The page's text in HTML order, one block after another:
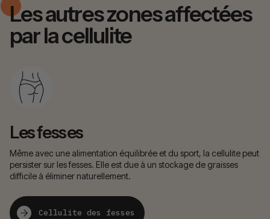
Les autres zones affectées
par la cellulite
Les fesses
Même avec une alimentation équilibrée et du sport, la cellulite peut
persister sur les fesses. Elle est due à un stockage de graisses
difficile à éliminer naturellement.
Cellulite des fesses